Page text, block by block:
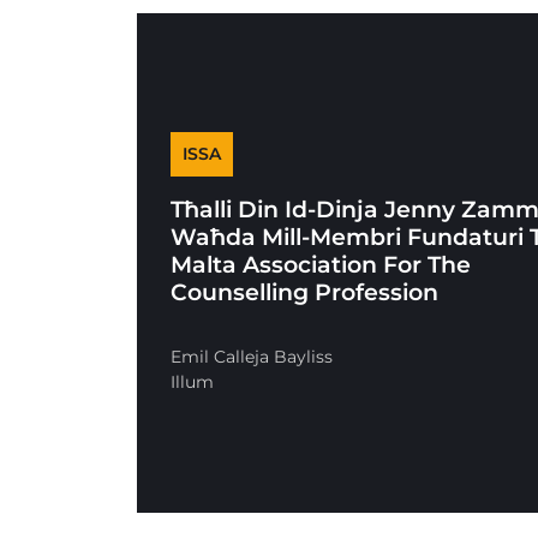
ISSA
Tħalli Din Id-Dinja Jenny
Waħda Mill-Membri Fundaturi
Malta Association For The
Counselling Profession
Emil Calleja Bayliss
Illum